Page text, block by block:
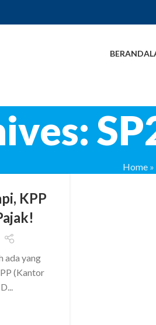
BERANDA
Home»
KPP
ada yang
(Kantor